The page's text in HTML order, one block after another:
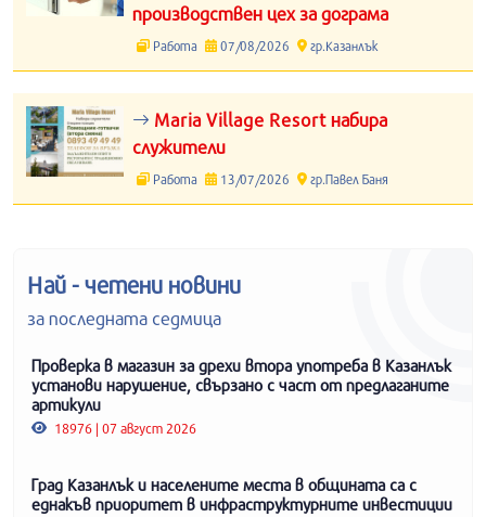
производствен цех за дограма
Работа 07/08/2026 гр.Казанлък
Maria Village Resort набира
служители
Работа 13/07/2026 гр.Павел Баня
Най - четени новини
за последната седмица
Проверка в магазин за дрехи втора употреба в Казанлък
установи нарушение, свързано с част от предлаганите
артикули
18976 | 07 август 2026
Град Казанлък и населените места в общината са с
еднакъв приоритет в инфраструктурните инвестиции